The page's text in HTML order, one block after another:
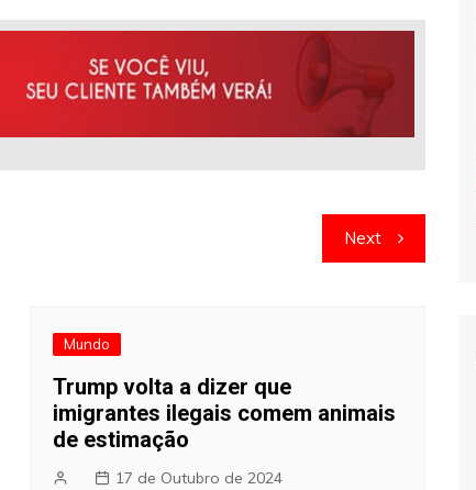
Next
Mundo
Trump volta a dizer que
imigrantes ilegais comem animais
de estimação
17 de Outubro de 2024